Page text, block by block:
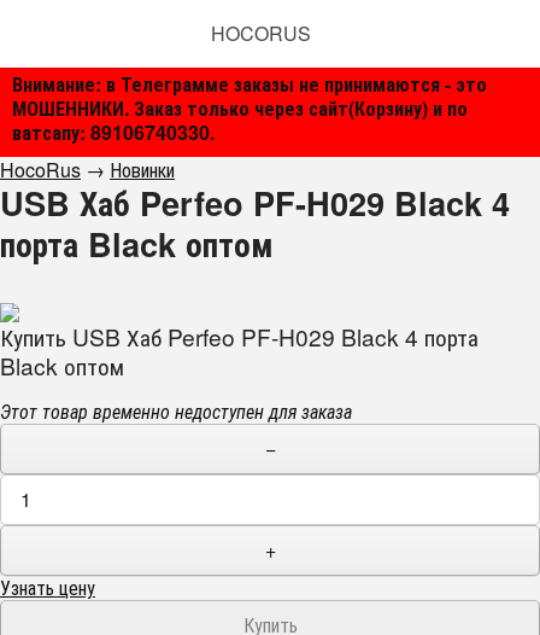
Внимание: в Телеграмме заказы не принимаются - это
МОШЕННИКИ. Заказ только через сайт(Корзину) и по
ватсапу: 89106740330.
HOCORUS
HocoRus → Новинки
USB Хаб Perfeo PF-H029 Black 4
порта Black оптом
Купить USB Хаб Perfeo PF-H029 Black 4 порта
Black оптом
Этот товар временно недоступен для заказа
−
+
Узнать цену